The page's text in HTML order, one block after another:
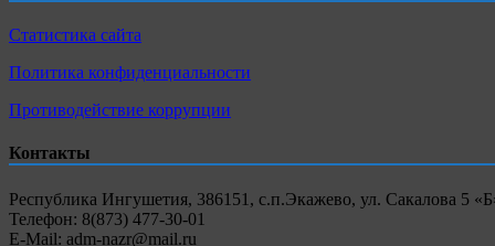
Статистика сайта
Политика конфиденциальности
Противодействие коррупции
Контакты
Республика Ингушетия, 386151, с.п.Экажево, ул. Сакалова 5
Телефон: 8(873) 477-30-01
E-Mail: adm-nazr@mail.ru